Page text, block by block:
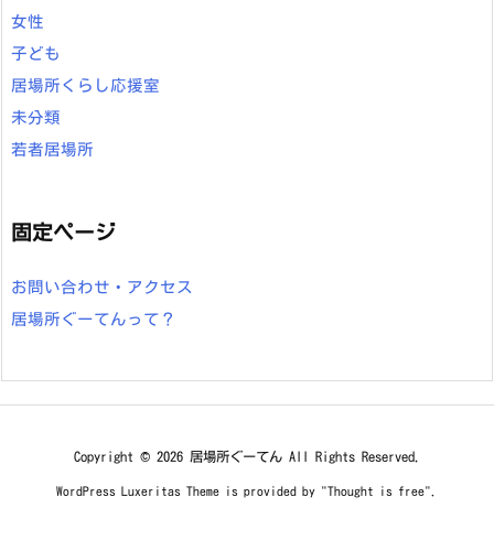
女性
子ども
居場所くらし応援室
未分類
若者居場所
固定ページ
お問い合わせ・アクセス
居場所ぐーてんって？
Copyright © 2026 居場所ぐーてんAll Rights Reserved.
WordPress Luxeritas Theme is provided by "Thought is free".